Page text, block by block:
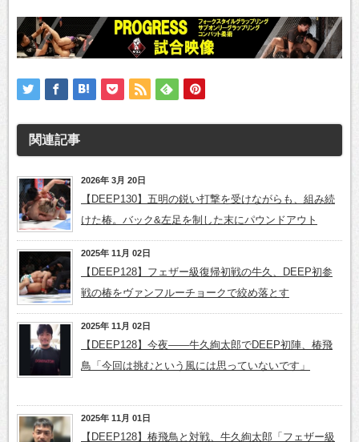
関連記事
2026年 3月 20日
【DEEP130】五明の鋭い打撃を受けながらも、組み続
けた椿。バック&左足を制した末にパウンドアウト
2025年 11月 02日
【DEEP128】フェザー級復帰初戦の牛久、DEEP初参
戦の椿をヴァンフルーチョークで絞め落とす
2025年 11月 02日
【DEEP128】今夜――牛久絢太郎でDEEP初陣、椿飛
鳥「今回は挑むという風には思っていないです」
2025年 11月 01日
【DEEP128】椿飛鳥と対戦、牛久絢太郎「フェザー級